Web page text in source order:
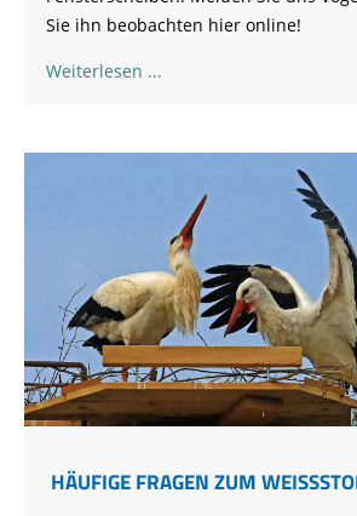
Sie ihn beobachten hier online!
Weiterlesen
HÄUFIGE FRAGEN ZUM